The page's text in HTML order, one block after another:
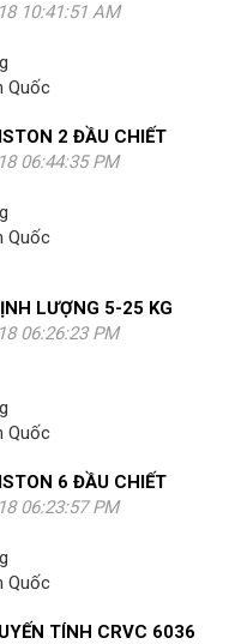
10:41:51 AM
Quốc
2 ĐẦU CHIẾT
06:44:35 PM
Quốc
LƯỢNG 5-25 KG
06:26:23 PM
Quốc
6 ĐẦU CHIẾT
06:23:57 PM
Quốc
TÍNH CRVC 6036